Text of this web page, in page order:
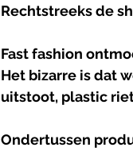
Rechtstreeks de
Fastfashion
Het bizarre is dat
uitstoot, plastic
Ondertussen